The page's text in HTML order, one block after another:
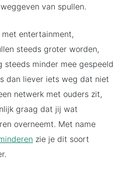
van spullen.
entertainment,
steeds groter worden,
steeds minder mee gespeeld
dan liever iets weg dat niet
netwerk met ouders zit,
graag dat jij wat
overneemt. Met name
zie je dit soort